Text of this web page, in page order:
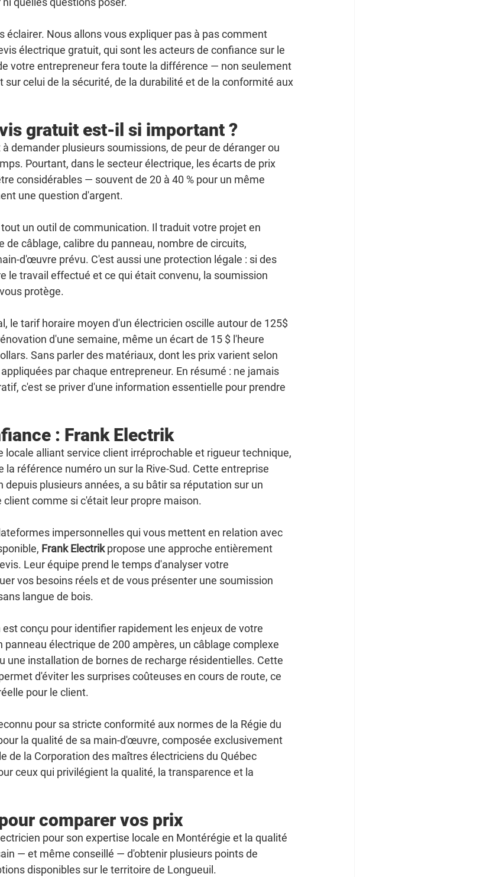
éclairer. Nous allons vous expliquer pas à pas comment
électrique gratuit, qui sont les acteurs de confiance sur le
votre entrepreneur fera toute la différence — non seulement
sur celui de la sécurité, de la durabilité et de la conformité aux
gratuit est-il si important ?
demander plusieurs soumissions, de peur de déranger ou
Pourtant, dans le secteur électrique, les écarts de prix
considérables — souvent de 20 à 40 % pour un même
une question d'argent.
un outil de communication. Il traduit votre projet en
de câblage, calibre du panneau, nombre de circuits,
d'œuvre prévu. C'est aussi une protection légale : si des
le travail effectué et ce qui était convenu, la soumission
protège.
le tarif horaire moyen d'un électricien oscille autour de 125$
d'une semaine, même un écart de 15 $ l'heure
Sans parler des matériaux, dont les prix varient selon
par chaque entrepreneur. En résumé : ne jamais
c'est se priver d'une information essentielle pour prendre
: Frank Electrik
locale alliant service client irréprochable et rigueur technique,
référence numéro un sur la Rive-Sud. Cette entreprise
depuis plusieurs années, a su bâtir sa réputation sur un
comme si c'était leur propre maison.
impersonnelles qui vous mettent en relation avec
Frank Electrik propose une approche entièrement
Leur équipe prend le temps d'analyser votre
vos besoins réels et de vous présenter une soumission
langue de bois.
conçu pour identifier rapidement les enjeux de votre
panneau électrique de 200 ampères, un câblage complexe
une installation de bornes de recharge résidentielles. Cette
d'éviter les surprises coûteuses en cours de route, ce
pour le client.
pour sa stricte conformité aux normes de la Régie du
la qualité de sa main-d'œuvre, composée exclusivement
de la Corporation des maîtres électriciens du Québec
ceux qui privilégient la qualité, la transparence et la
comparer vos prix
pour son expertise locale en Montérégie et la qualité
— et même conseillé — d'obtenir plusieurs points de
disponibles sur le territoire de Longueuil.